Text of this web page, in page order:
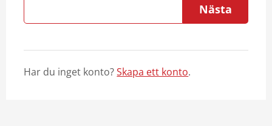
Nästa
Har du inget konto?Skapa ett konto.